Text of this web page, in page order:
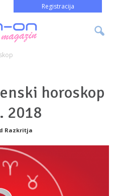
Registracija
horoskop
2018
Razkritja